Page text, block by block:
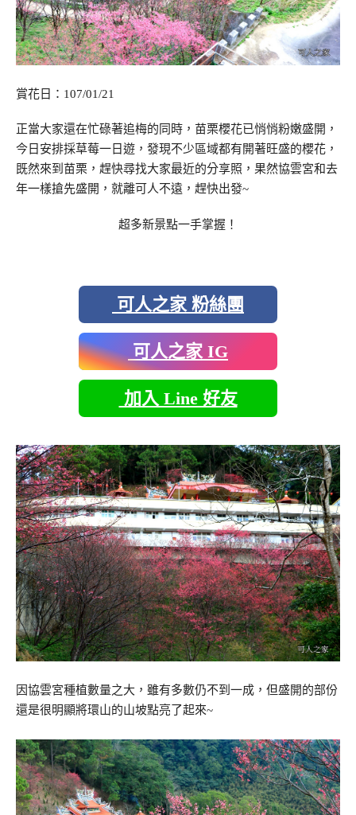
賞花日：107/01/21
正當大家還在忙碌著追梅的同時，苗栗櫻花已悄悄粉嫩盛開，
今日安排採草莓一日遊，發現不少區域都有開著旺盛的櫻花，
既然來到苗栗，趕快尋找大家最近的分享照，果然協雲宮和去
年一樣搶先盛開，就離可人不遠，趕快出發~
超多新景點一手掌握！
可人之家 粉絲團
可人之家 IG
加入 Line 好友
因協雲宮種植數量之大，雖有多數仍不到一成，但盛開的部份
還是很明顯將環山的山坡點亮了起來~